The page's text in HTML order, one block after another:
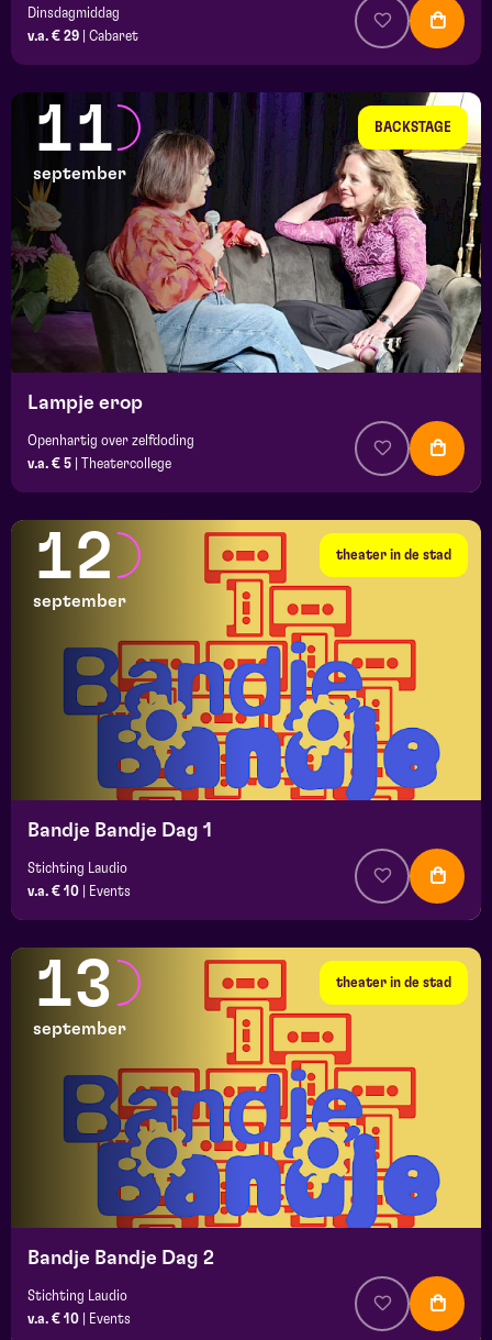
Dinsdagmiddag
v.a. € 29
Cabaret
BACKSTAGE
11
september
Lampje erop
Openhartig over zelfdoding
v.a. € 5
Theatercollege
theater in de stad
12
september
Bandje Bandje Dag 1
Stichting Laudio
v.a. € 10
Events
theater in de stad
13
september
Bandje Bandje Dag 2
Stichting Laudio
v.a. € 10
Events